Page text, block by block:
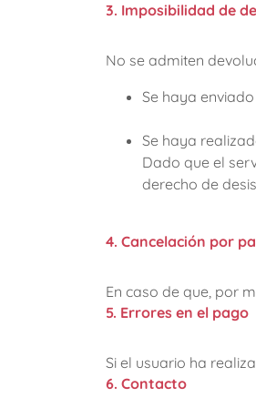
3. Imposibilidad de
No se admiten
Se haya
Se haya
Dado que el
derecho de
4. Cancelación por
En caso de que, por
5. Errores en el pago
Si el usuario ha
6. Contacto